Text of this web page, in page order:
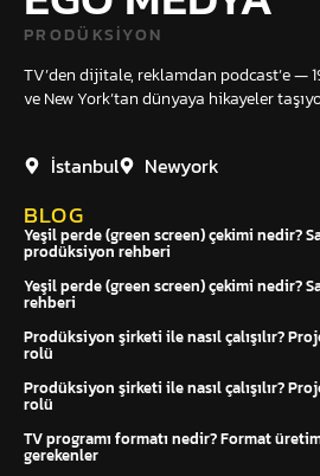
PRODÜKSIYON
TV’den dijitale, reklamdan podcast’e —
ve New York’tan dünyaya hikayeler
İstanbul Newyork
BLOG
Yeşil perde (green screen) çekimi nedir?
prodüksiyon rehberi
Yeşil perde (green screen) çekimi nedir?
rehberi
Prodüksiyon şirketi ile nasıl çalışılır?
rolü
Prodüksiyon şirketi ile nasıl çalışılır?
rolü
TV programı formatı nedir? Format
gerekenler